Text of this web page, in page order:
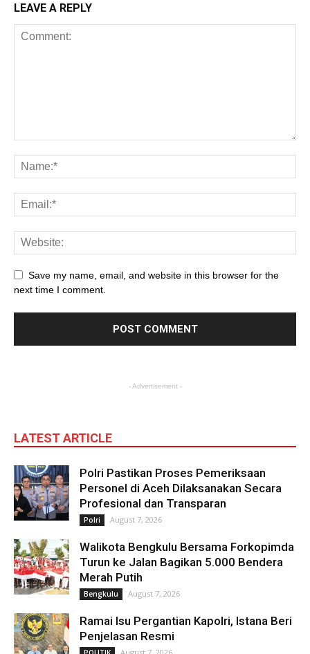
LEAVE A REPLY
Save my name, email, and website in this browser for the
next time I comment.
- Advertisement -
LATEST ARTICLE
Polri Pastikan Proses Pemeriksaan
Personel di Aceh Dilaksanakan Secara
Profesional dan Transparan
Polri August 7, 2026
Walikota Bengkulu Bersama Forkopimda
Turun ke Jalan Bagikan 5.000 Bendera
Merah Putih
Bengkulu August 7, 2026
Ramai Isu Pergantian Kapolri, Istana Beri
Penjelasan Resmi